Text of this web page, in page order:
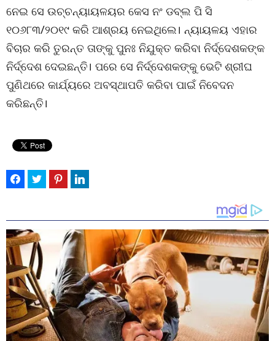
ନେଇ ସେ ଉଚ୍ଚନ୍ୟାୟଳୟର କେସ ନଂ ଡବ୍ଲ ପି ସି
୧୦୬୮୩/୨୦୧୯ କରି ଆଶ୍ରୟ ନେଇଥିଲେ। ନ୍ୟାୟଳୟ ଏହାର
ବିଚାର କରି ତୁରନ୍ତ ତାଙ୍କୁ ପୁନଃ ନିଯୁକ୍ତ କରିବା ନିର୍ଦ୍ଦେଶକଙ୍କ
ନିର୍ଦ୍ଦେଶ ଦେଇଛନ୍ତି। ପରେ ସେ ନିର୍ଦ୍ଦେଶକଙ୍କୁ ଭେଟି ଶ୍ରୀଘ
ପୁଣିଥରେ କାର୍ଯ୍ୟରେ ଅବସ୍ଥାପତି କରିବା ପାଇଁ ନିବେଦନ
କରିଛନ୍ତି।